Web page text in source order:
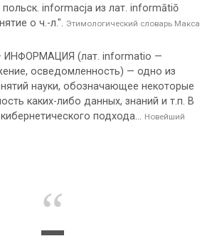
informacja из лат. informātiō
о ч.-л.". Этимологический словарь Макса
ИНФОРМАЦИЯ (лат. informatio —
осведомленность) — одно из
науки, обозначающее некоторые
каких-либо данных, знаний и т.п. В
подхода... Новейший